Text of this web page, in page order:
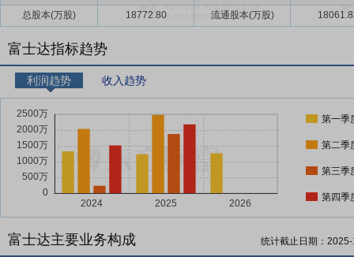
总股本(万股)
18772.80 流通股本(万股)
富士达指标趋势
利润趋势 收入趋势
第一季
第二季
第三季
第四季
富士达主要业务构成 统计截止日期：